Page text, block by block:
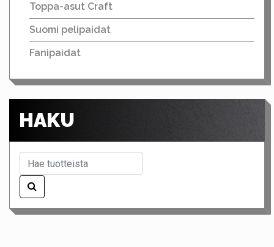
Toppa-asut Craft
Suomi pelipaidat
Fanipaidat
HAKU